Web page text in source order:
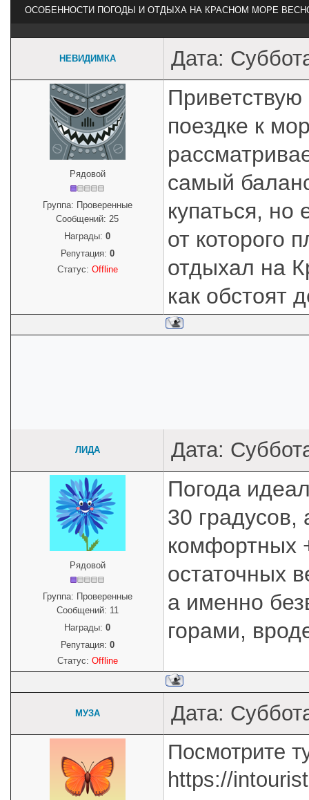
ОСОБЕННОСТИ ПОГОДЫ И ОТДЫХА НА КРАСНОМ МОРЕ
НЕВИДИМКА Дата:
Рядовой
Группа: Проверенные
Сообщений: 25
Награды: 0
Репутация: 0
Статус: Offline
поездке к
самый
купаться, но
от которого
отдыхал на
как обстоят
ЛИДА Дата:
Рядовой
Группа: Проверенные
Сообщений: 11
Награды: 0
Репутация: 0
Статус: Offline
Погода
30 градусов,
комфортных
остаточных
а именно
горами,
МУЗА Дата:
Посмотрите
https://